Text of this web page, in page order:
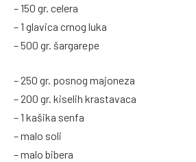
– 150 gr. celera
– 1 glavica crnog luka
– 500 gr. šargarepe
– 250 gr. posnog majoneza
– 200 gr. kiselih krastavaca
– 1 kašika senfa
– malo soli
– malo bibera